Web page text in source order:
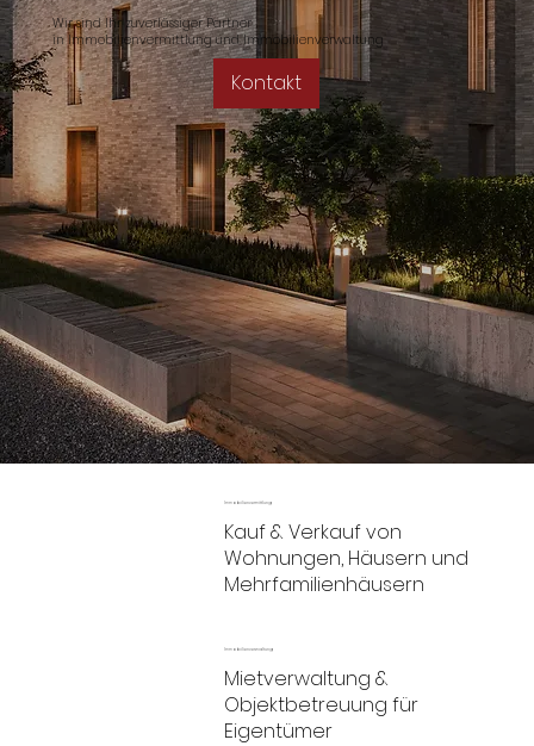
Immobilienvermittlung
Kauf & Verkauf von
Wohnungen, Häusern und
Mehrfamilienhäusern
Immobilienverwaltung
Mietverwaltung &
Objektbetreuung für
Eigentümer
Wir sind Ihr zuverlässiger Partner
in Immobilienvermittlung und Immobilienverwaltung
Kontakt